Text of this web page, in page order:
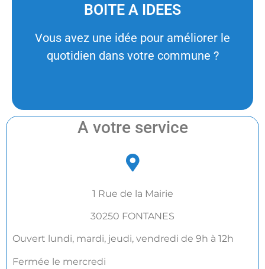
BOITE A IDEES
Vous avez une idée pour améliorer le
quotidien dans votre commune ?
C'est le moment !
A votre service
1 Rue de la Mairie
30250 FONTANES
Ouvert lundi, mardi, jeudi, vendredi de 9h à 12h
Fermée le mercredi